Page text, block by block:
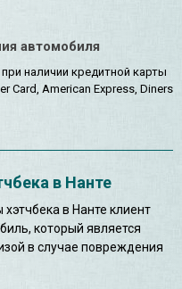
автомобиля
наличии кредитной карты
Card, American Express, Diners
в Нанте
в Нанте клиент
который является
в случае повреждения